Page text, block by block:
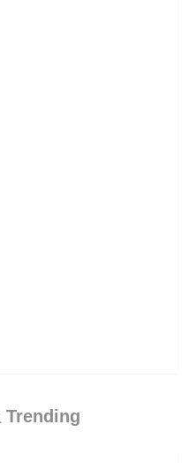
Trending